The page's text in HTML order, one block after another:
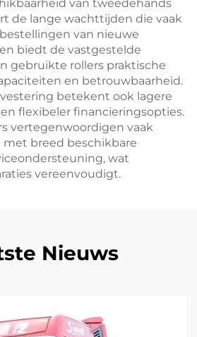
van tweedehands
de lange wachttijden die vaak
van nieuwe
biedt de vastgestelde
gebruikte rollers praktische
en betrouwbaarheid.
betekent ook lagere
flexibeler financieringsopties.
vertegenwoordigen vaak
breed beschikbare
wat
vereenvoudigt.
Nieuws